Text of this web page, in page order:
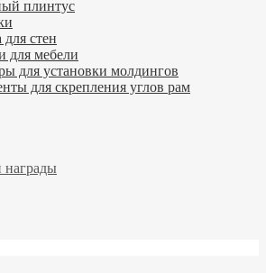
плинтус
стен
для мебели
для установки молдингов
для скрепления углов рам
награды